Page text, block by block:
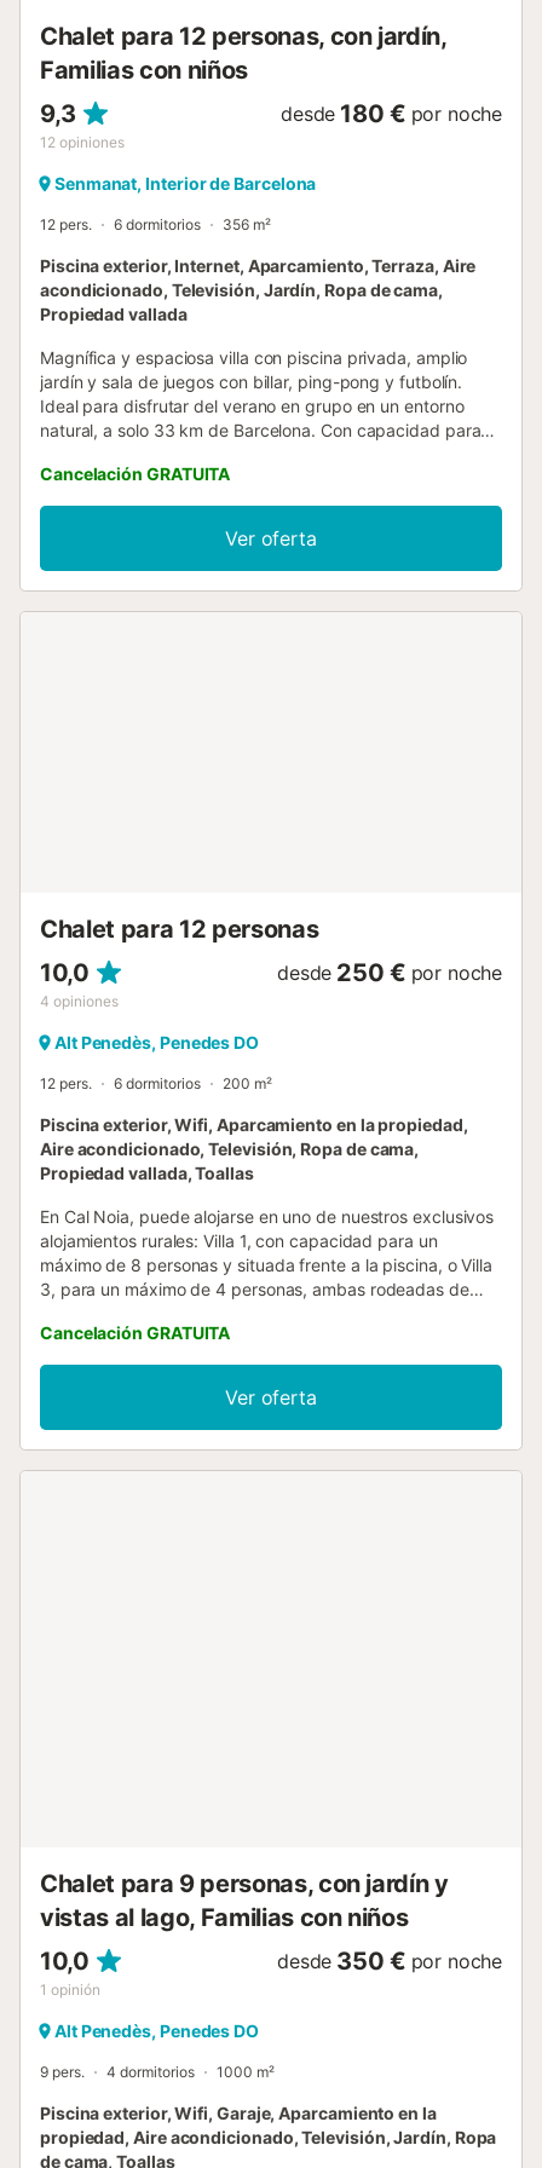
Chalet para 12 personas, con jardín,
Familias con niños
9,3
12 opiniones
desde 180 € por noche
Senmanat, Interior de Barcelona
12 pers. 6 dormitorios 356 m²
Piscina exterior, Internet, Aparcamiento, Terraza, Aire
acondicionado, Televisión, Jardín, Ropa de cama,
Propiedad vallada
Magnífica y espaciosa villa con piscina privada, amplio
jardín y sala de juegos con billar, ping-pong y futbolín.
Ideal para disfrutar del verano en grupo en un entorno
natural, a solo 33 km de Barcelona. Con capacidad para
de varios días donde poder relajarse, compartir y disfrutar:
piscina privada, zonas exteriores y un espectacular
espacio diáfano de 60 m² que integra cocina y comedor
con una gran isla central. LA VILLA: Esta villa de 350 m²
ubicada en una zona residencial tranquila combina
cama de matrimonio de 135x200 cm + 1 cama individual. 1
habitación individual. 4 ...
Cancelación GRATUITA
Ver oferta
Chalet para 12 personas
10,0
4 opiniones
desde 250 € por noche
Alt Penedès, Penedes DO
12 pers. 6 dormitorios 200 m²
Piscina exterior, Wifi, Aparcamiento en la propiedad,
Aire acondicionado, Televisión, Ropa de cama,
Propiedad vallada, Toallas
En Cal Noia, puede alojarse en uno de nuestros exclusivos
alojamientos rurales: Villa 1, con capacidad para un
máximo de 8 personas y situada frente a la piscina, o Villa
3, para un máximo de 4 personas, ambas rodeadas de
saborea una copa de vino o, si lo prefiere, una refrescante
copa de cava. Dependiendo del tamaño del grupo, se
habilitan únicamente las villas y habitaciones necesarias,
manteniéndose el resto de las habitaciones cerradas y sin
alquilar a otros huéspedes, lo que garantiza privacidad y
Cancelación GRATUITA
Ver oferta
Chalet para 9 personas, con jardín y
vistas al lago, Familias con niños
10,0
1 opinión
desde 350 € por noche
Alt Penedès, Penedes DO
9 pers. 4 dormitorios 1000 m²
Piscina exterior, Wifi, Garaje, Aparcamiento en la
propiedad, Aire acondicionado, Televisión, Jardín, Ropa
de cama, Toallas